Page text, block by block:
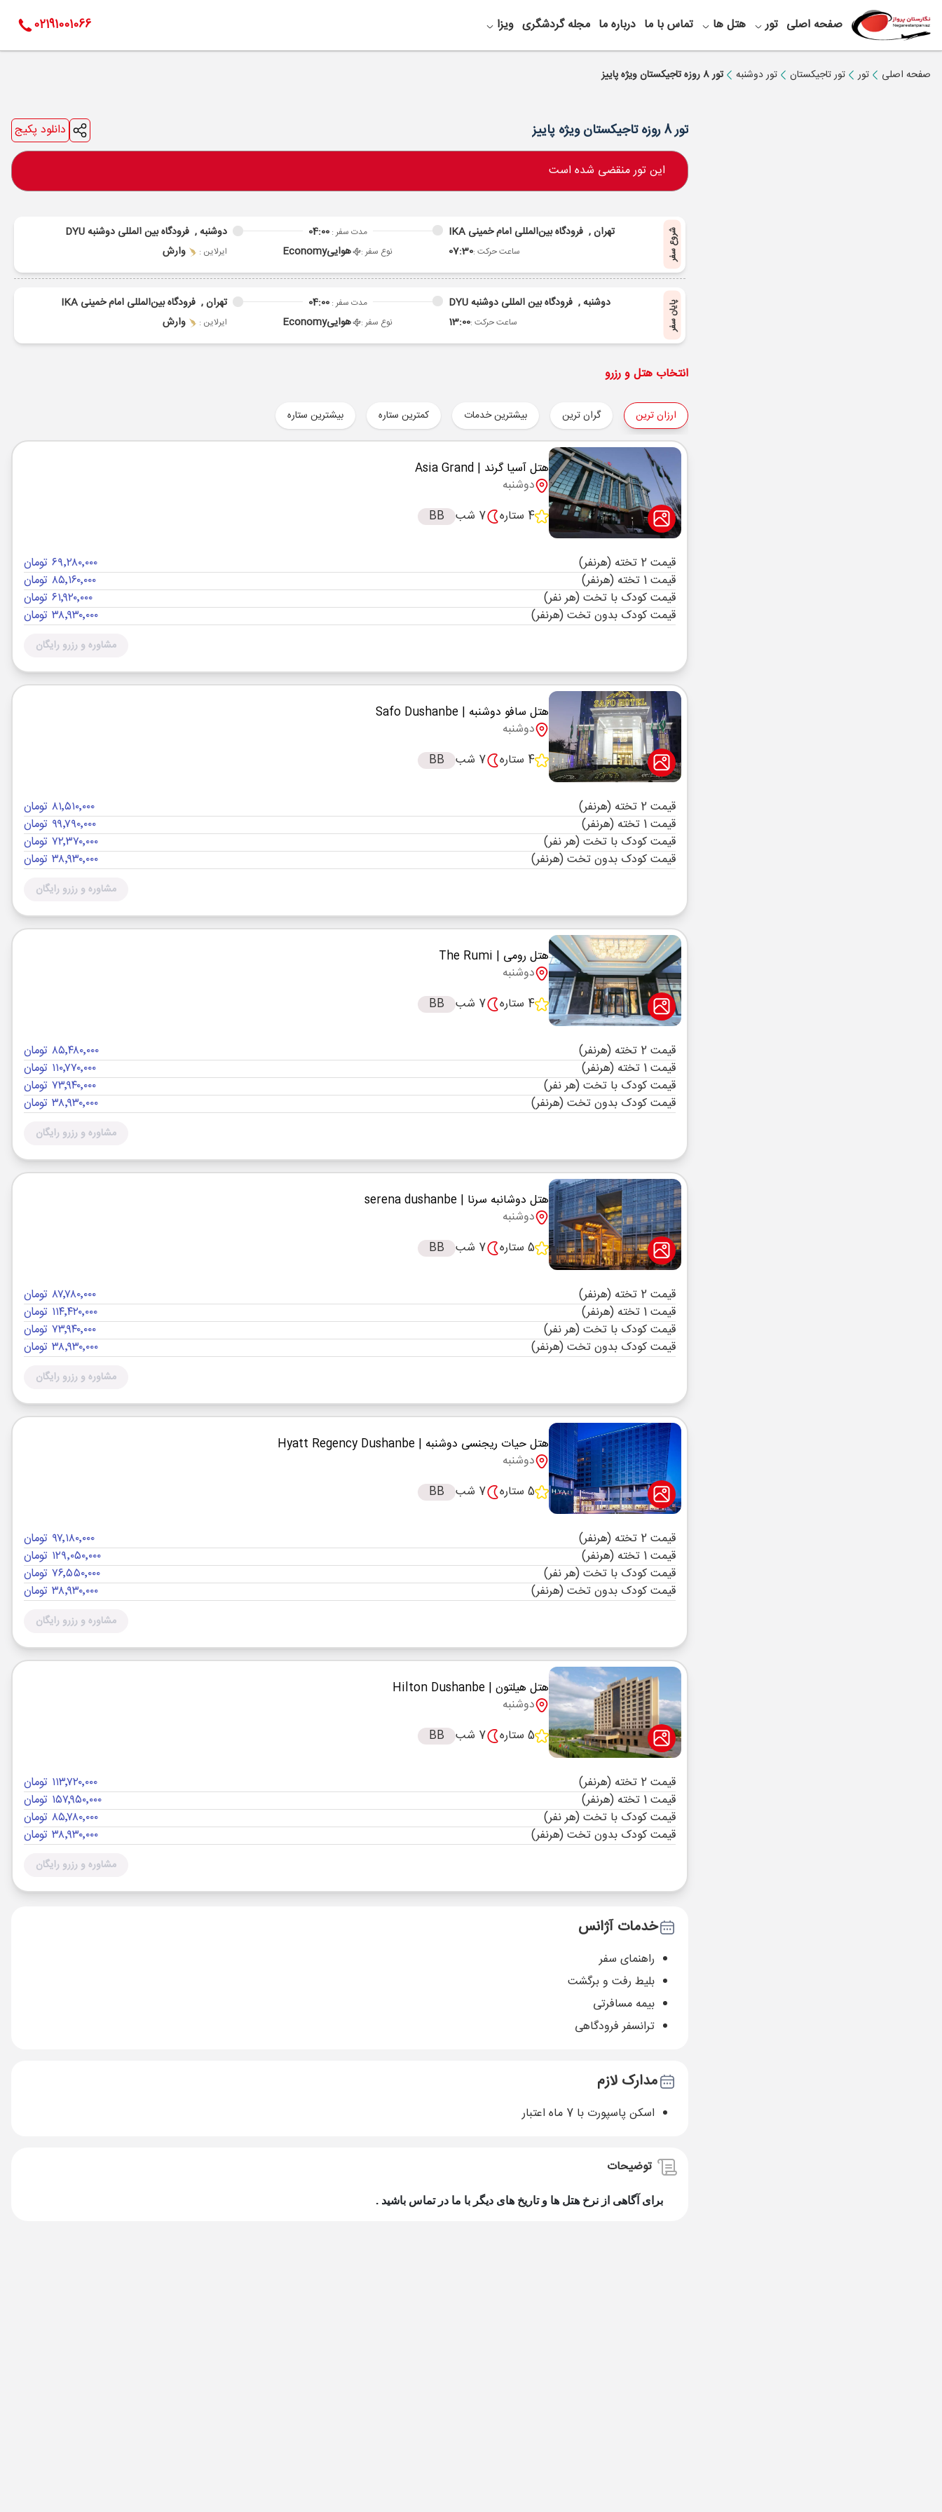
صفحه اصلی تور هتل ها تماس با ما درباره ما مجله گردشگری ویزا 02191001066
صفحه اصلی تور تور تاجیکستان تور دوشنبه تور 8 روزه تاجیکستان ویژه پاییز
تور 8 روزه تاجیکستان ویژه پاییز دانلود پکیج
این تور منقضی شده است
شروع سفر تهران , فرودگاه بین‌المللی امام خمینی IKA
ساعت حرکت :07:30
مدت سفر :04:00
نوع سفر : هواییEconomy
دوشنبه , فرودگاه بین المللی دوشنبه DYU
ایرلاین : وارش
پایان سفر دوشنبه , فرودگاه بین المللی دوشنبه DYU
ساعت حرکت :13:00
مدت سفر :04:00
نوع سفر : هواییEconomy
تهران , فرودگاه بین‌المللی امام خمینی IKA
ایرلاین : وارش
انتخاب هتل و رزرو
ارزان ترین گران ترین بیشترین خدمات کمترین ستاره بیشترین ستاره
هتل آسیا گرند | Asia Grand
دوشنبه
4 ستاره
7 شب BB
قیمت 2 تخته (هرنفر)
۶۹٬۲۸۰٬۰۰۰ تومان
قیمت 1 تخته (هرنفر)
۸۵٬۱۶۰٬۰۰۰ تومان
قیمت کودک با تخت (هر نفر)
۶۱٬۹۲۰٬۰۰۰ تومان
قیمت کودک بدون تخت (هرنفر)
۳۸٬۹۳۰٬۰۰۰ تومان
مشاوره و رزرو رایگان
هتل سافو دوشنبه | Safo Dushanbe
دوشنبه
4 ستاره
7 شب BB
قیمت 2 تخته (هرنفر)
۸۱٬۵۱۰٬۰۰۰ تومان
قیمت 1 تخته (هرنفر)
۹۹٬۷۹۰٬۰۰۰ تومان
قیمت کودک با تخت (هر نفر)
۷۲٬۳۷۰٬۰۰۰ تومان
قیمت کودک بدون تخت (هرنفر)
۳۸٬۹۳۰٬۰۰۰ تومان
مشاوره و رزرو رایگان
هتل رومی | The Rumi
دوشنبه
4 ستاره
7 شب BB
قیمت 2 تخته (هرنفر)
۸۵٬۴۸۰٬۰۰۰ تومان
قیمت 1 تخته (هرنفر)
۱۱۰٬۷۷۰٬۰۰۰ تومان
قیمت کودک با تخت (هر نفر)
۷۳٬۹۴۰٬۰۰۰ تومان
قیمت کودک بدون تخت (هرنفر)
۳۸٬۹۳۰٬۰۰۰ تومان
مشاوره و رزرو رایگان
هتل دوشانبه سرنا | serena dushanbe
دوشنبه
5 ستاره
7 شب BB
قیمت 2 تخته (هرنفر)
۸۷٬۷۸۰٬۰۰۰ تومان
قیمت 1 تخته (هرنفر)
۱۱۴٬۴۲۰٬۰۰۰ تومان
قیمت کودک با تخت (هر نفر)
۷۳٬۹۴۰٬۰۰۰ تومان
قیمت کودک بدون تخت (هرنفر)
۳۸٬۹۳۰٬۰۰۰ تومان
مشاوره و رزرو رایگان
هتل حیات ریجنسی دوشنبه | Hyatt Regency Dushanbe
دوشنبه
5 ستاره
7 شب BB
قیمت 2 تخته (هرنفر)
۹۷٬۱۸۰٬۰۰۰ تومان
قیمت 1 تخته (هرنفر)
۱۲۹٬۰۵۰٬۰۰۰ تومان
قیمت کودک با تخت (هر نفر)
۷۶٬۵۵۰٬۰۰۰ تومان
قیمت کودک بدون تخت (هرنفر)
۳۸٬۹۳۰٬۰۰۰ تومان
مشاوره و رزرو رایگان
هتل هیلتون | Hilton Dushanbe
دوشنبه
5 ستاره
7 شب BB
قیمت 2 تخته (هرنفر)
۱۱۳٬۷۲۰٬۰۰۰ تومان
قیمت 1 تخته (هرنفر)
۱۵۷٬۹۵۰٬۰۰۰ تومان
قیمت کودک با تخت (هر نفر)
۸۵٬۷۸۰٬۰۰۰ تومان
قیمت کودک بدون تخت (هرنفر)
۳۸٬۹۳۰٬۰۰۰ تومان
مشاوره و رزرو رایگان
خدمات آژانس
راهنمای سفر
بلیط رفت و برگشت
بیمه مسافرتی
ترانسفر فرودگاهی
مدارک لازم
اسکن پاسپورت با 7 ماه اعتبار
توضیحات
برای آگاهی از نرخ هتل ها و تاریخ های دیگر با ما در تماس باشید .